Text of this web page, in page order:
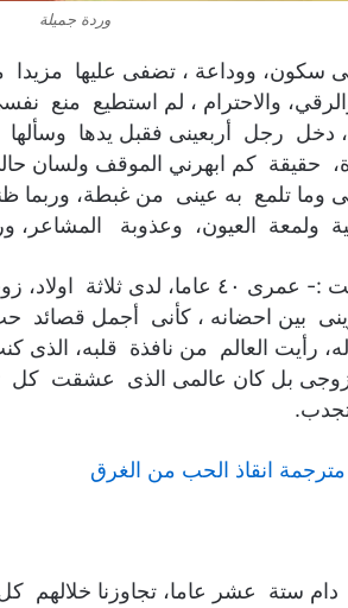
وردة جميلة
ووداعة ، تضفى عليها مزيدا
والاحترام ، لم استطيع منع
دخل رجل أربعينى فقبل يدها
حقيقة كم ابهرني الموقف
وما تلمع به عينى من غبطة،
ولمعة العيون، وعذوبة المشاعر،
ضحكت السيدة لى وقالت :- عمرى ٤٠
بين احضانه ، كأنى أجمل
العالم من نافذة قلبه، الذى كنت
بل كان عالمى الذى عشقت كل
تجدب.
انقاذ الحب من الغرق
دام ستة عشر عاما، تجاوزنا